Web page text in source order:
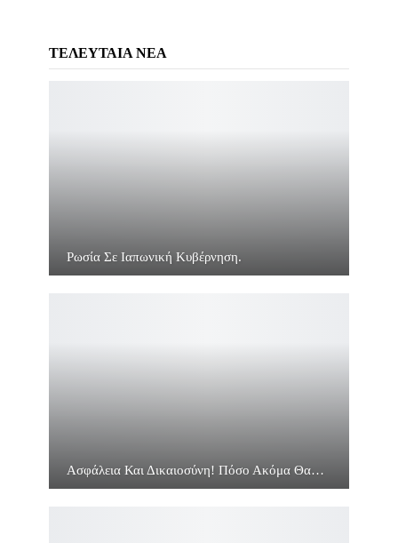
ΤΕΛΕΥΤΑΙΑ ΝΕΑ
Ρωσία Σε Ιαπωνική Κυβέρνηση.
Ασφάλεια Και Δικαιοσύνη! Πόσο Ακόμα Θα…